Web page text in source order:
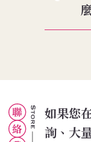
如果您
詢、大